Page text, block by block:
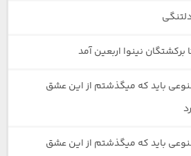
برکشتگان نینوا اربعین آمد
باید که میگذشتم از این عشق
باید که میگذشتم از این عشق